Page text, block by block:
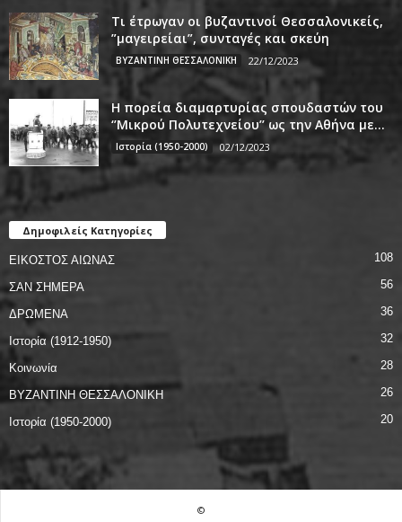
Τι έτρωγαν οι βυζαντινοί Θεσσαλονικείς,
”μαγειρείαι”, συνταγές και σκεύη
ΒΥΖΑΝΤΙΝΗ ΘΕΣΣΑΛΟΝΙΚΗ 22/12/2023
Η πορεία διαμαρτυρίας σπουδαστών του
‘’Μικρού Πολυτεχνείου’’ ως την Αθήνα με...
Ιστορία (1950-2000) 02/12/2023
Δημοφιλείς Κατηγορίες
ΕΙΚΟΣΤΟΣ ΑΙΩΝΑΣ 108
ΣΑΝ ΣΗΜΕΡΑ 56
ΔΡΩΜΕΝΑ 36
Ιστορία (1912-1950) 32
Κοινωνία 28
ΒΥΖΑΝΤΙΝΗ ΘΕΣΣΑΛΟΝΙΚΗ 26
Ιστορία (1950-2000) 20
©